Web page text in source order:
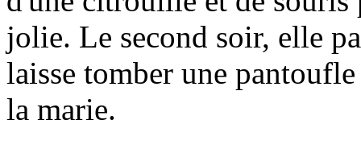
jolie. Le second soir, elle
laisse tomber une
la marie.